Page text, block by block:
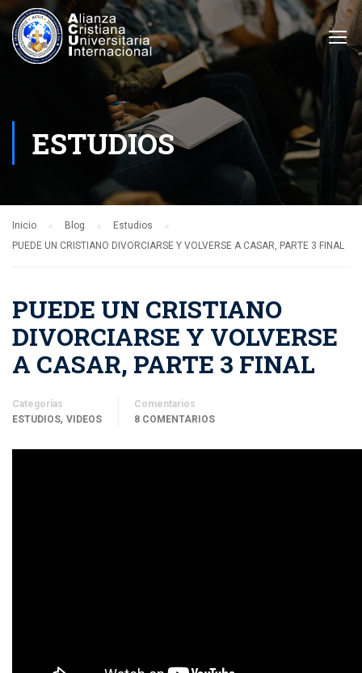
ESTUDIOS
Inicio Blog
Estudios
PUEDE UN CRISTIANO DIVORCIARSE Y VOLVERSE A CASAR, PARTE 3 FINAL
PUEDE UN CRISTIANO
DIVORCIARSE Y VOLVERSE
A CASAR, PARTE 3 FINAL
Categorías
ESTUDIOS, VIDEOS
Comentarios
8 COMENTARIOS